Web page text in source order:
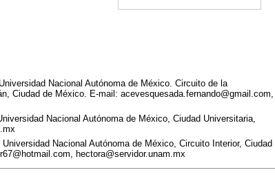
Nacional Autónoma de México. Circuito de la
Ciudad de México. E-mail: acevesquesada.fernando@gmail.com,
Nacional Autónoma de México, Ciudad Universitaria,
Nacional Autónoma de México, Circuito Interior, Ciudad
hectora@servidor.unam.mx